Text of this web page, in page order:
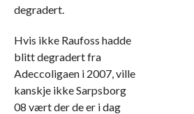
degradert.
Hvis ikke Raufoss hadde
blitt degradert fra
Adeccoligaen i 2007, ville
kanskje ikke Sarpsborg
08 vært der de er i dag